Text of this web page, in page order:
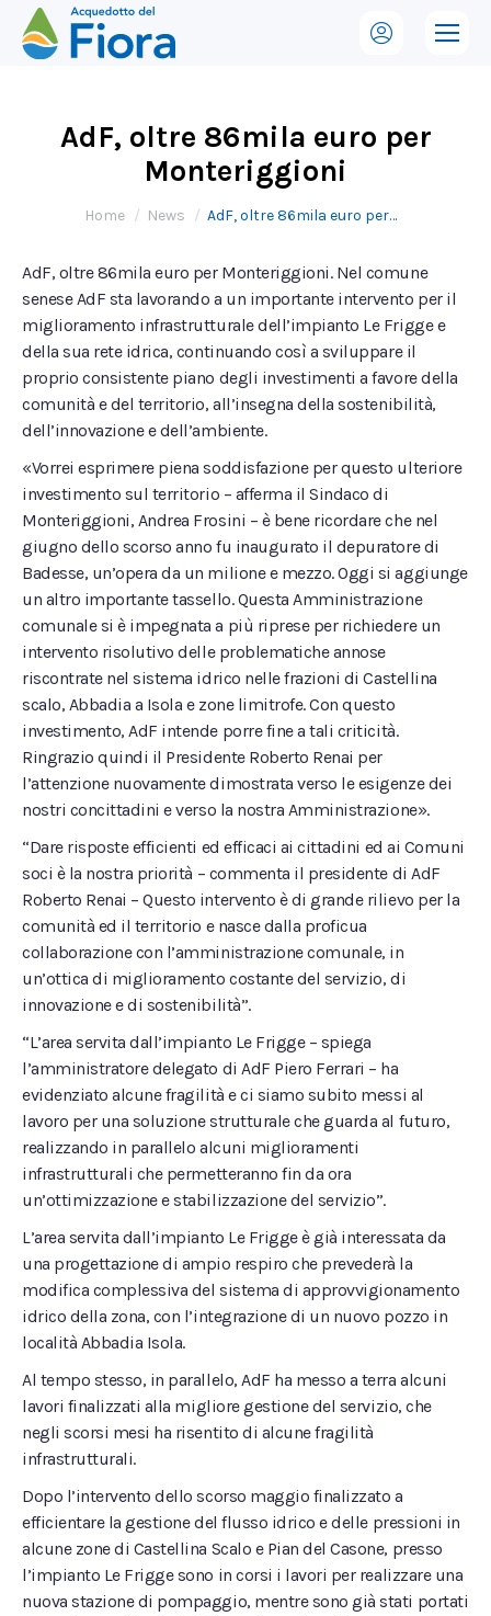
AdF, oltre 86mila euro per
Monteriggioni
Tu sei qui:
Home News AdF, oltre 86mila euro per…
AdF, oltre 86mila euro per Monteriggioni. Nel comune
senese AdF sta lavorando a un importante intervento per il
miglioramento infrastrutturale dell’impianto Le Frigge e
della sua rete idrica, continuando così a sviluppare il
proprio consistente piano degli investimenti a favore della
comunità e del territorio, all’insegna della sostenibilità,
dell’innovazione e dell’ambiente.
«Vorrei esprimere piena soddisfazione per questo ulteriore
investimento sul territorio – afferma il Sindaco di
Monteriggioni, Andrea Frosini – è bene ricordare che nel
giugno dello scorso anno fu inaugurato il depuratore di
Badesse, un’opera da un milione e mezzo. Oggi si aggiunge
un altro importante tassello. Questa Amministrazione
comunale si è impegnata a più riprese per richiedere un
intervento risolutivo delle problematiche annose
riscontrate nel sistema idrico nelle frazioni di Castellina
scalo, Abbadia a Isola e zone limitrofe. Con questo
investimento, AdF intende porre fine a tali criticità.
Ringrazio quindi il Presidente Roberto Renai per
l’attenzione nuovamente dimostrata verso le esigenze dei
nostri concittadini e verso la nostra Amministrazione».
“Dare risposte efficienti ed efficaci ai cittadini ed ai Comuni
soci è la nostra priorità – commenta il presidente di AdF
Roberto Renai – Questo intervento è di grande rilievo per la
comunità ed il territorio e nasce dalla proficua
collaborazione con l’amministrazione comunale, in
un’ottica di miglioramento costante del servizio, di
innovazione e di sostenibilità”.
“L’area servita dall’impianto Le Frigge – spiega
l’amministratore delegato di AdF Piero Ferrari – ha
evidenziato alcune fragilità e ci siamo subito messi al
lavoro per una soluzione strutturale che guarda al futuro,
realizzando in parallelo alcuni miglioramenti
infrastrutturali che permetteranno fin da ora
un’ottimizzazione e stabilizzazione del servizio”.
L’area servita dall’impianto Le Frigge è già interessata da
una progettazione di ampio respiro che prevederà la
modifica complessiva del sistema di approvvigionamento
idrico della zona, con l’integrazione di un nuovo pozzo in
località Abbadia Isola.
Al tempo stesso, in parallelo, AdF ha messo a terra alcuni
lavori finalizzati alla migliore gestione del servizio, che
negli scorsi mesi ha risentito di alcune fragilità
infrastrutturali.
Dopo l’intervento dello scorso maggio finalizzato a
efficientare la gestione del flusso idrico e delle pressioni in
alcune zone di Castellina Scalo e Pian del Casone, presso
l’impianto Le Frigge sono in corsi i lavori per realizzare una
nuova stazione di pompaggio, mentre sono già stati portati